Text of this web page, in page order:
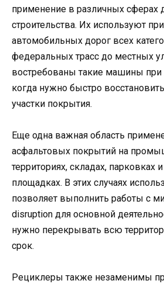
применение в различных сферах
строительства. Их используют
автомобильных дорог всех
федеральных трасс до местных
востребованы такие машины
когда нужно быстро
участки покрытия.
Еще одна важная область
асфальтовых покрытий на
территориях, складах, парковках
площадках. В этих случаях
позволяет выполнить работы с
disruption для основной
нужно перекрывать всю
срок.
Рециклеры также незаменимы